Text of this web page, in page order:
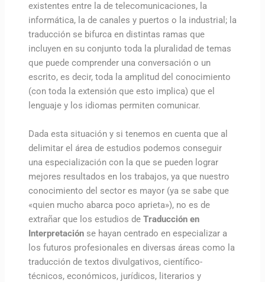
existentes entre la de telecomunicaciones, la
informática, la de canales y puertos o la industrial; la
traducción se bifurca en distintas ramas que
incluyen en su conjunto toda la pluralidad de temas
que puede comprender una conversación o un
escrito, es decir, toda la amplitud del conocimiento
(con toda la extensión que esto implica) que el
lenguaje y los idiomas permiten comunicar.
Dada esta situación y si tenemos en cuenta que al
delimitar el área de estudios podemos conseguir
una especialización con la que se pueden lograr
mejores resultados en los trabajos, ya que nuestro
conocimiento del sector es mayor (ya se sabe que
«quien mucho abarca poco aprieta»), no es de
extrañar que los estudios de Traducción en
Interpretaciónse hayan centrado en especializar a
los futuros profesionales en diversas áreas como la
traducción de textos divulgativos, científico-
técnicos, económicos, jurídicos, literarios y